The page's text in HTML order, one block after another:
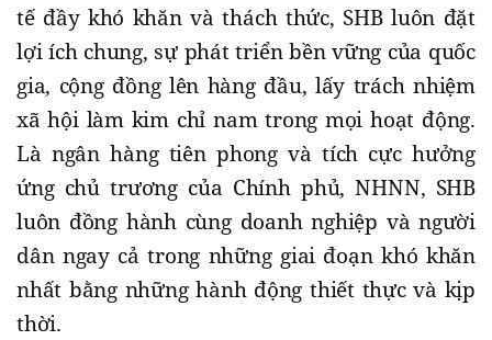
tế đầy khó khăn và thách thức, SHB luôn đặt
lợi ích chung, sự phát triển bền vững của quốc
gia, cộng đồng lên hàng đầu, lấy trách nhiệm
xã hội làm kim chỉ nam trong mọi hoạt động.
Là ngân hàng tiên phong và tích cực hưởng
ứng chủ trương của Chính phủ, NHNN, SHB
luôn đồng hành cùng doanh nghiệp và người
dân ngay cả trong những giai đoạn khó khăn
nhất bằng những hành động thiết thực và kịp
thời.